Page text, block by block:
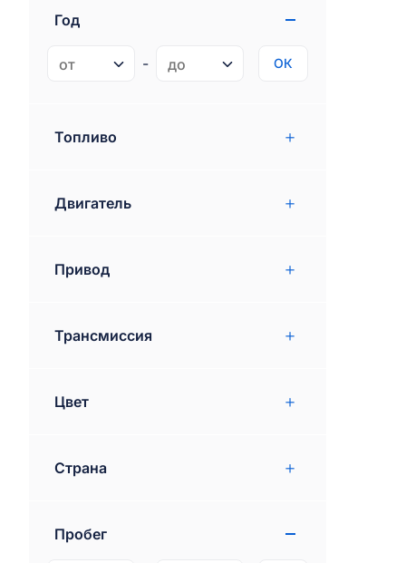
81
Buick 73
Jaguar 33
Mini 29
Lincoln 78
Citroen
Год
- ОК
Топливо
Двигатель
Привод
Трансмиссия
Цвет
Страна
Пробег